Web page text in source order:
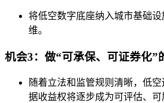
将低空数字底座纳入城市基础
维。
机会3：做“可承保、可证券化”
随着立法和监管规则清晰，低
据收益权将逐步成为可评估、可